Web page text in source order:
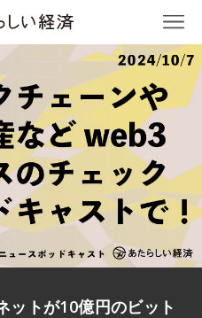
ットが10億円のビット